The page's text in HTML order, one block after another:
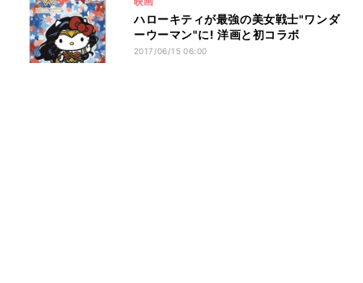
ハローキティが最強の美女戦士"ワンダ
ーウーマン"に! 洋画と初コラボ
2017/06/15 06:00